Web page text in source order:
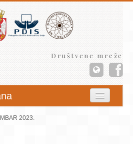
Društvene mreže
2023.